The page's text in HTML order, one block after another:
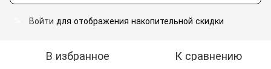
Войти для отображения накопительной скидки
В избранное К сравнению